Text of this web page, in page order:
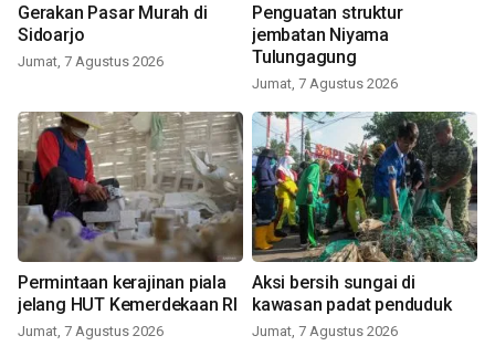
Gerakan Pasar Murah di
Sidoarjo
Jumat, 7 Agustus 2026
Penguatan struktur
jembatan Niyama
Tulungagung
Jumat, 7 Agustus 2026
Permintaan kerajinan piala
jelang HUT Kemerdekaan RI
Jumat, 7 Agustus 2026
Aksi bersih sungai di
kawasan padat penduduk
Jumat, 7 Agustus 2026